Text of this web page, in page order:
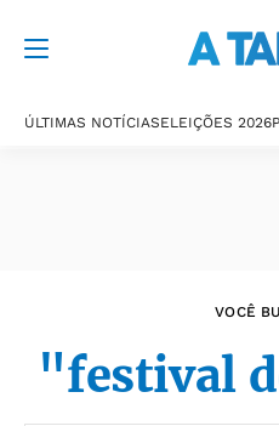
ÚLTIMAS NOTÍCIASELEIÇÕES 2026
VOCÊ
"festival